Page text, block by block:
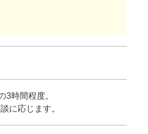
3時間程度。
に応じます。